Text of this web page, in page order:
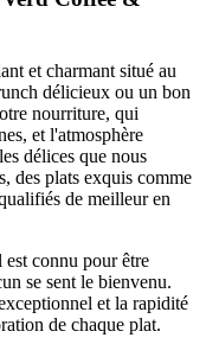
et charmant situé au
délicieux ou un bon
nourriture, qui
et l'atmosphère
délices que nous
des plats exquis comme
de meilleur en
connu pour être
se sent le bienvenu.
et la rapidité
de chaque plat.